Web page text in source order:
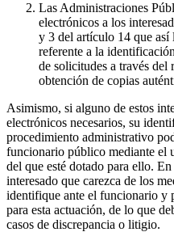
Las Administraciones
electrónicos a los
y 3 del artículo 14 que así
referente a la
de solicitudes a través
obtención de copias
Asimismo, si alguno de estos
electrónicos necesarios, su
procedimiento administrativo
funcionario público mediante el
del que esté dotado para ello.
interesado que carezca de los
identifique ante el funcionario y
para esta actuación, de lo que
casos de discrepancia o litigio.